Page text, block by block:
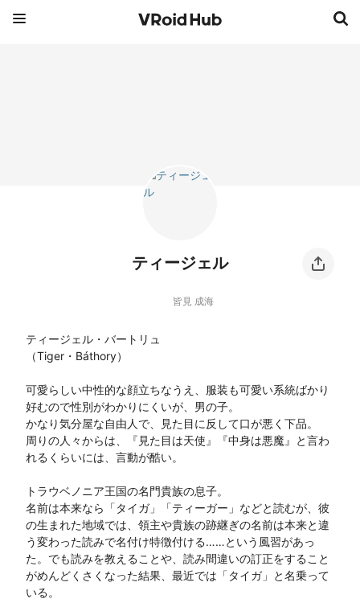
ティージェル
皆見 成海
ティージェル・バートリュ
（Tiger・Báthory）
可愛らしい中性的な顔立ちなうえ、服装も可愛い系統ばかり
好むので性別がわかりにくいが、男の子。
かなり気分屋な自由人で、見た目に反して口が悪く下品。
周りの人々からは、『見た目は天使』『中身は悪魔』と言わ
れるくらいには、言動が酷い。
トラウベノニア王国の名門貴族の息子。
名前は本来なら「タイガ」「ティーガー」などと読むが、彼
の生まれた地域では、領主や貴族の跡継ぎの名前は本来と違
う変わった読みで名付け特徴付ける……という風習があっ
た。でも読みを教えることや、読み間違いの訂正をすること
がめんどくさくなった結果、最近では「タイガ」と名乗って
いる。